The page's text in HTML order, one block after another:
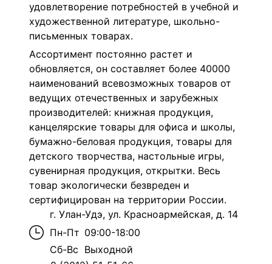
удовлетворение потребностей в учебной и
художественной литературе, школьно-
письменных товарах.
Ассортимент постоянно растет и
обновляется, он составляет более 40000
наименований всевозможных товаров от
ведущих отечественных и зарубежных
производителей: книжная продукция,
канцелярские товары для офиса и школы,
бумажно-беловая продукция, товары для
детского творчества, настольные игры,
сувенирная продукция, открытки. Весь
товар экологически безвреден и
сертифицирован на территории России.
г. Улан-Удэ, ул. Красноармейская, д. 14
Пн-Пт 09:00-18:00
Сб-Вс Выходной